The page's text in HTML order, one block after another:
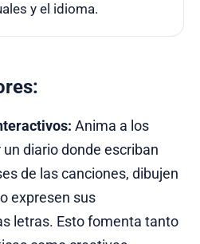
y el idioma.
Anima a los
diario donde escriban
de las canciones, dibujen
expresen sus
letras. Esto fomenta tanto